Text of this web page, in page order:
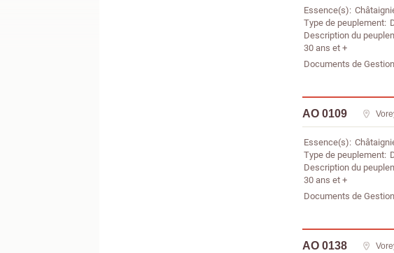
Essence(s)
Type de peuplement
Description du
30 ans et +
Documents de
AO 0109
Essence(s)
Type de peuplement
Description du
30 ans et +
Documents de
AO 0138